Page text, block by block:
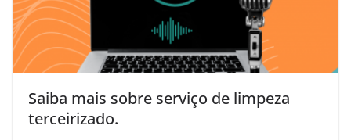
Saiba mais sobre serviço de limpeza
terceirizado.